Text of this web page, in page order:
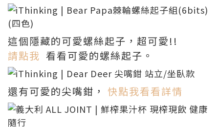
這個隱藏的可愛螺絲起子，超可愛!!
請點我 看看可愛的螺絲起子。
還有可愛的尖嘴鉗， 快點我看看詳情